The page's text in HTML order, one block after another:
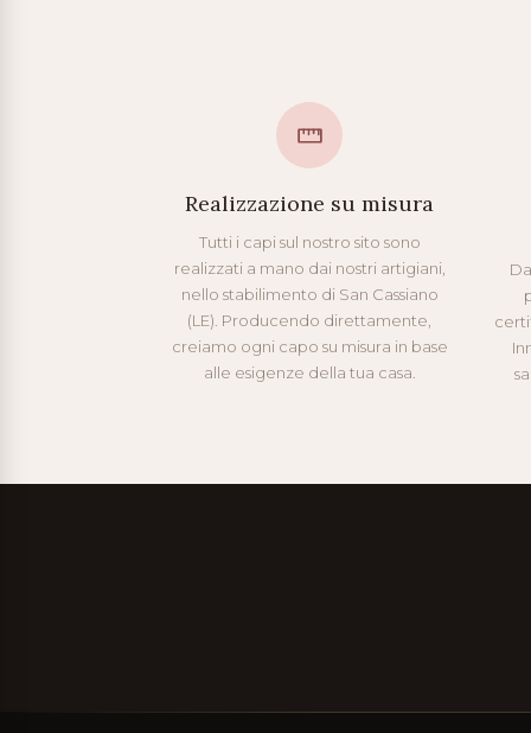
Realizzazione su misura
Tutti i capi sul nostro sito sono
realizzati a mano dai nostri artigiani,
nello stabilimento di San Cassiano
(LE). Producendo direttamente,
creiamo ogni capo su misura in base
alle esigenze della tua casa.